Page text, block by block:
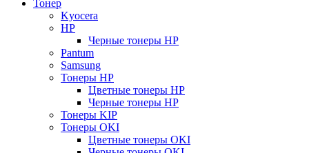
Тонер
Kyocera
HP
Черные тонеры HP
Pantum
Samsung
Тонеры HP
Цветные тонеры HP
Черные тонеры HP
Тонеры KIP
Тонеры OKI
Цветные тонеры OKI